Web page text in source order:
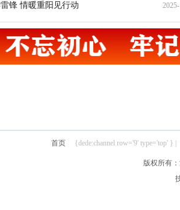
锋 情暖重阳见行动
首页 {dede:channel row='9' type='top' } |
版权所有